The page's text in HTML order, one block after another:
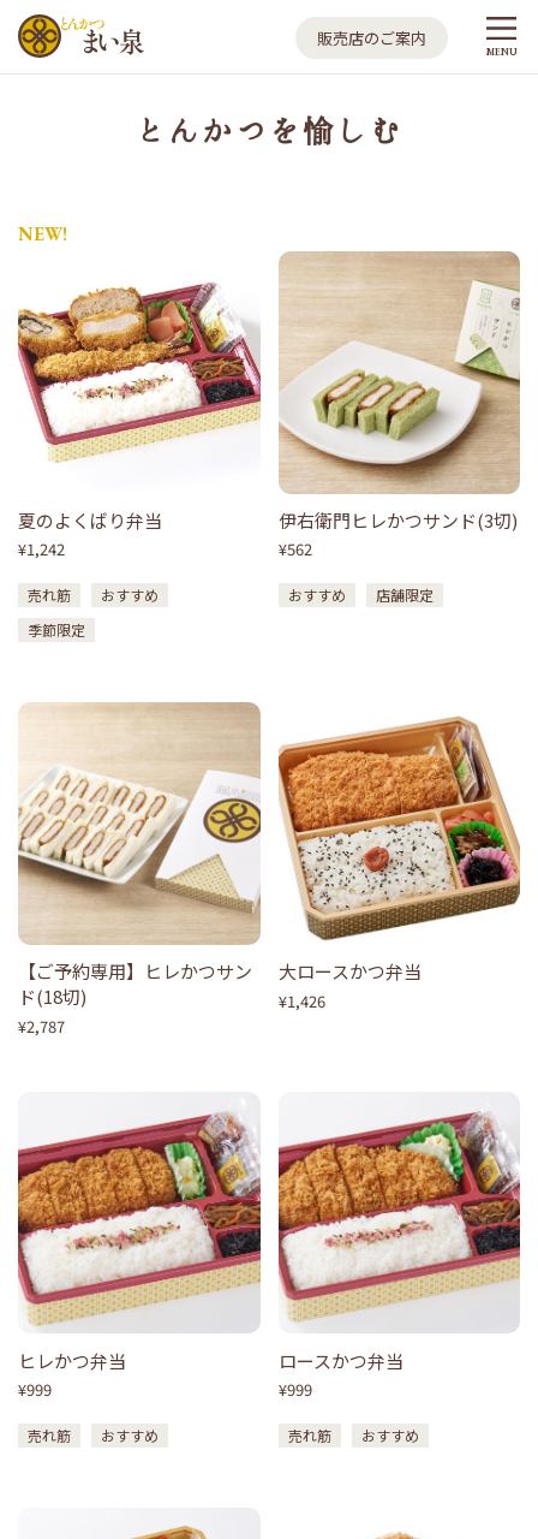
とんかつ まい泉
販売店のご案内
MENU
とんかつを愉しむ
NEW!
夏のよくばり弁当
¥1,242
売れ筋
おすすめ
季節限定
伊右衛門ヒレかつサンド(3切)
¥562
おすすめ 店舗限定
【ご予約専用】ヒレかつサン
ド(18切)
¥2,787
大ロースかつ弁当
¥1,426
ヒレかつ弁当
¥999
売れ筋 おすすめ
ロースかつ弁当
¥999
売れ筋 おすすめ